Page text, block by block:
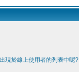
現於線上使用者的列表中呢?